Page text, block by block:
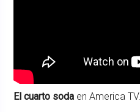
El cuarto soda en America TV.